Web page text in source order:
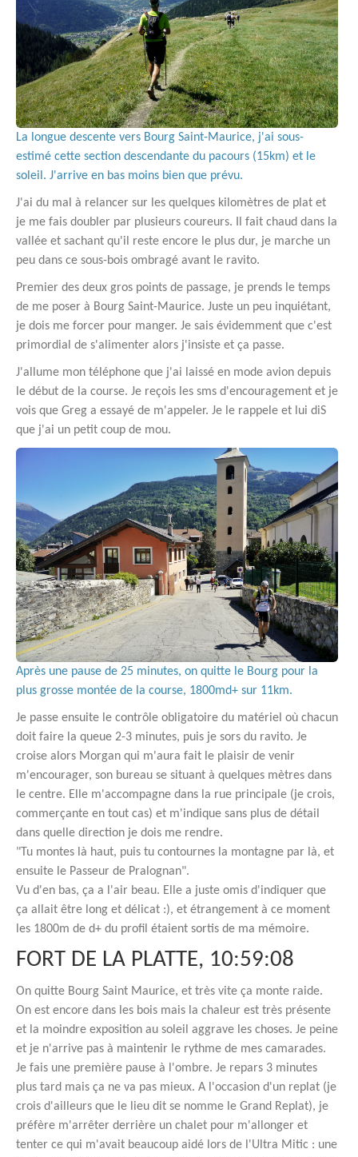
La longue descente vers Bourg Saint-Maurice, j'ai sous-
estimé cette section descendante du pacours (15km) et le
soleil. J'arrive en bas moins bien que prévu.
J'ai du mal à relancer sur les quelques kilomètres de plat et
je me fais doubler par plusieurs coureurs. Il fait chaud dans la
vallée et sachant qu'il reste encore le plus dur, je marche un
peu dans ce sous-bois ombragé avant le ravito.
Premier des deux gros points de passage, je prends le temps
de me poser à Bourg Saint-Maurice. Juste un peu inquiétant,
je dois me forcer pour manger. Je sais évidemment que c'est
primordial de s'alimenter alors j'insiste et ça passe.
J'allume mon téléphone que j'ai laissé en mode avion depuis
le début de la course. Je reçois les sms d'encouragement et je
vois que Greg a essayé de m'appeler. Je le rappele et lui diS
que j'ai un petit coup de mou.
Après une pause de 25 minutes, on quitte le Bourg pour la
plus grosse montée de la course, 1800md+ sur 11km.
Je passe ensuite le contrôle obligatoire du matériel où chacun
doit faire la queue 2-3 minutes, puis je sors du ravito. Je
croise alors Morgan qui m'aura fait le plaisir de venir
m'encourager, son bureau se situant à quelques mètres dans
le centre. Elle m'accompagne dans la rue principale (je crois,
commerçante en tout cas) et m'indique sans plus de détail
dans quelle direction je dois me rendre.
"Tu montes là haut, puis tu contournes la montagne par là, et
ensuite le Passeur de Pralognan".
Vu d'en bas, ça a l'air beau. Elle a juste omis d'indiquer que
ça allait être long et délicat :), et étrangement à ce moment
les 1800m de d+ du profil étaient sortis de ma mémoire.
FORT DE LA PLATTE, 10:59:08
On quitte Bourg Saint Maurice, et très vite ça monte raide.
On est encore dans les bois mais la chaleur est très présente
et la moindre exposition au soleil aggrave les choses. Je peine
et je n'arrive pas à maintenir le rythme de mes camarades.
Je fais une première pause à l'ombre. Je repars 3 minutes
plus tard mais ça ne va pas mieux. A l'occasion d'un replat (je
crois d'ailleurs que le lieu dit se nomme le Grand Replat), je
préfère m'arrêter derrière un chalet pour m'allonger et
tenter ce qui m'avait beaucoup aidé lors de l'Ultra Mitic : une